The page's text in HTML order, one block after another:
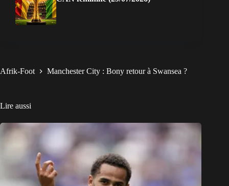
Afrik-Foot Manchester City : Bony retour à Swansea ?
Lire aussi